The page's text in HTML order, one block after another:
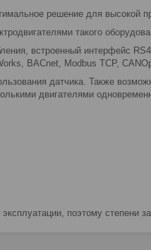
решение для высокой
такого
встроенный интерфейс
BACnet, Modbus TCP,
датчика. Также
двигателями
поэтому степени